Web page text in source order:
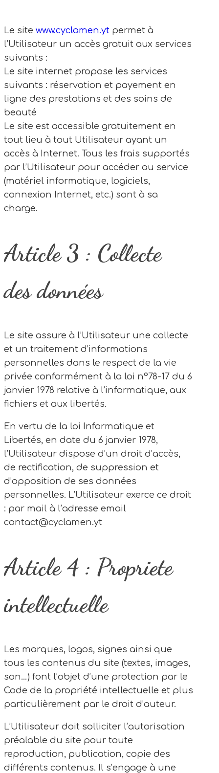
Le site www.cyclamen.yt permet à
l’Utilisateur un accès gratuit aux services
suivants :
Le site internet propose les services
suivants : réservation et payement en
ligne des prestations et des soins de
beauté
Le site est accessible gratuitement en
tout lieu à tout Utilisateur ayant un
accès à Internet. Tous les frais supportés
par l’Utilisateur pour accéder au service
(matériel informatique, logiciels,
connexion Internet, etc.) sont à sa
charge.
Article 3 : Collecte
des données
Le site assure à l’Utilisateur une collecte
et un traitement d’informations
personnelles dans le respect de la vie
privée conformément à la loi n°78-17 du 6
janvier 1978 relative à l’informatique, aux
fichiers et aux libertés.
En vertu de la loi Informatique et
Libertés, en date du 6 janvier 1978,
l’Utilisateur dispose d’un droit d’accès,
de rectification, de suppression et
d’opposition de ses données
personnelles. L’Utilisateur exerce ce droit
: par mail à l’adresse email
contact@cyclamen.yt
Article 4 : Propriete
intellectuelle
Les marques, logos, signes ainsi que
tous les contenus du site (textes, images,
son…) font l’objet d’une protection par le
Code de la propriété intellectuelle et plus
particulièrement par le droit d’auteur.
L’Utilisateur doit solliciter l’autorisation
préalable du site pour toute
reproduction, publication, copie des
différents contenus. Il s’engage à une